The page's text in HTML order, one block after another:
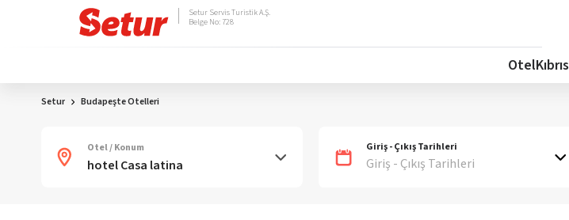
Setur Servis Turistik A.Ş.
Belge No: 728
OtelKıbrıs
Setur Budapeşte Otelleri
Otel / Konum Giriş - Çıkış Tarihleri
Giriş - Çıkış Tarihleri